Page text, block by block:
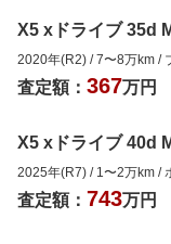
X5 xドライブ 35d
2020年(R2) /7〜8万km /
査定額： 367万円
X5 xドライブ 40d
2025年(R7) / 1 〜2万km /
査定額： 743万円